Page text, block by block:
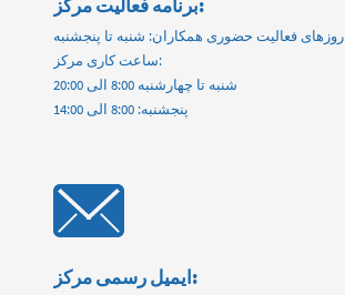
برنامه فعالیت مرکز:
روزهای فعالیت حضوری همکاران: شنبه تا پنجشنبه
ساعت کاری مرکز:
ایمیل رسمی مرکز: